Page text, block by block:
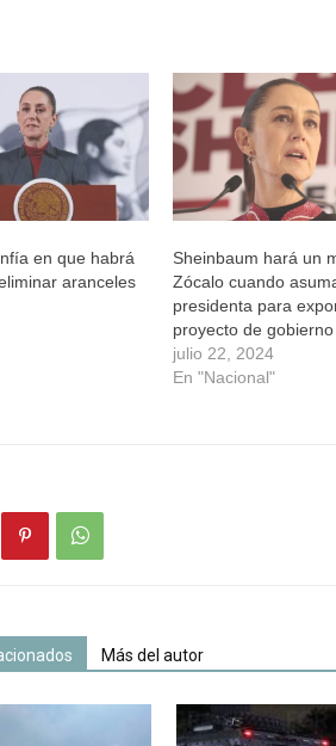
una
ventana
nueva)
una
nueva)
en que habrá
aranceles
Sheinbaum hará un
Zócalo cuando
presidenta para
proyecto de gobierno
julio 22, 2024
En "Nacional"
Más del autor